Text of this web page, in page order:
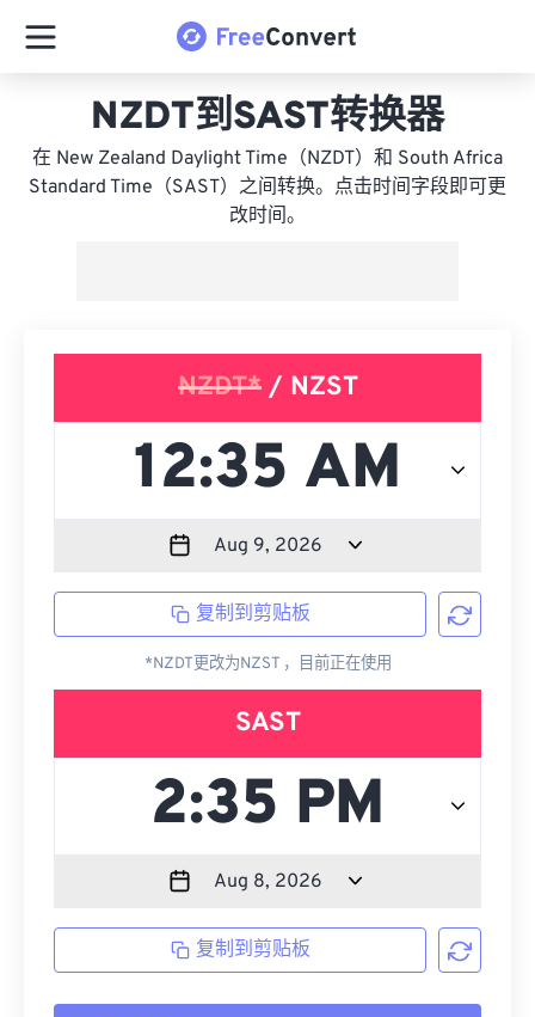
NZDT到SAST转换器
在 New Zealand Daylight Time（NZDT）和 South Africa
Standard Time（SAST）之间转换。点击时间字段即可更
改时间。
NZDT*/ NZST
复制到剪贴板
*NZDT更改为NZST ，目前正在使用
SAST
复制到剪贴板